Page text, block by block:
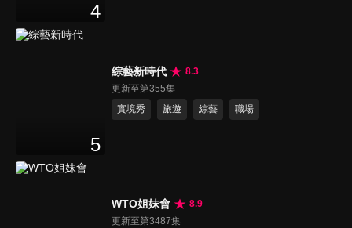
4
5
綜藝新時代
8.3
更新至第355集
實境秀
旅遊 綜藝 職場
WTO姐妹會
8.9
更新至第3487集